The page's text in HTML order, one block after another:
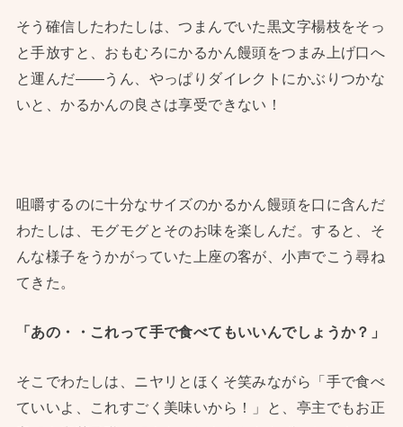
そう確信したわたしは、つまんでいた黒文字楊枝をそっ
と手放すと、おもむろにかるかん饅頭をつまみ上げ口へ
と運んだ——うん、やっぱりダイレクトにかぶりつかな
いと、かるかんの良さは享受できない！
咀嚼するのに十分なサイズのかるかん饅頭を口に含んだ
わたしは、モグモグとそのお味を楽しんだ。すると、そ
んな様子をうかがっていた上座の客が、小声でこう尋ね
てきた。
「あの・・これって手で食べてもいいんでしょうか？」
そこでわたしは、ニヤリとほくそ笑みながら「手で食べ
ていいよ、これすごく美味いから！」と、亭主でもお正